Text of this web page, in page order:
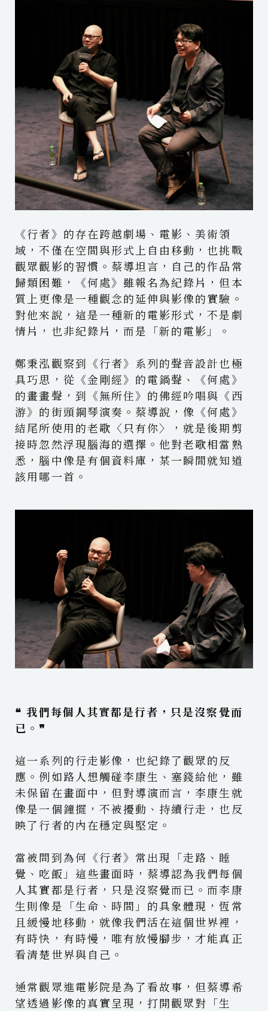
《行者》的存在跨越劇場、電影、美術領
域，不僅在空間與形式上自由移動，也挑戰
觀眾觀影的習慣。蔡導坦言，自己的作品常
歸類困難，《何處》雖報名為紀錄片，但本
質上更像是一種觀念的延伸與影像的實驗。
對他來說，這是一種新的電影形式，不是劇
情片，也非紀錄片，而是「新的電影」。
鄭秉泓觀察到《行者》系列的聲音設計也極
具巧思，從《金剛經》的電鍋聲、《何處》
的畫畫聲，到《無所住》的佛經吟唱與《西
游》的街頭鋼琴演奏。蔡導說，像《何處》
結尾所使用的老歌〈只有你〉，就是後期剪
接時忽然浮現腦海的選擇。他對老歌相當熟
悉，腦中像是有個資料庫，某一瞬間就知道
該用哪一首。
❝ 我們每個人其實都是行者，只是沒察覺而
已。❞
這一系列的行走影像，也紀錄了觀眾的反
應。例如路人想觸碰李康生、塞錢給他，雖
未保留在畫面中，但對導演而言，李康生就
像是一個鐘擺，不被擾動、持續行走，也反
映了行者的內在穩定與堅定。
當被問到為何《行者》常出現「走路、睡
覺、吃飯」這些畫面時，蔡導認為我們每個
人其實都是行者，只是沒察覺而已。而李康
生則像是「生命、時間」的具象體現，恆常
且緩慢地移動，就像我們活在這個世界裡，
有時快，有時慢，唯有放慢腳步，才能真正
看清楚世界與自己。
通常觀眾進電影院是為了看故事，但蔡導希
望透過影像的真實呈現，打開觀眾對「生